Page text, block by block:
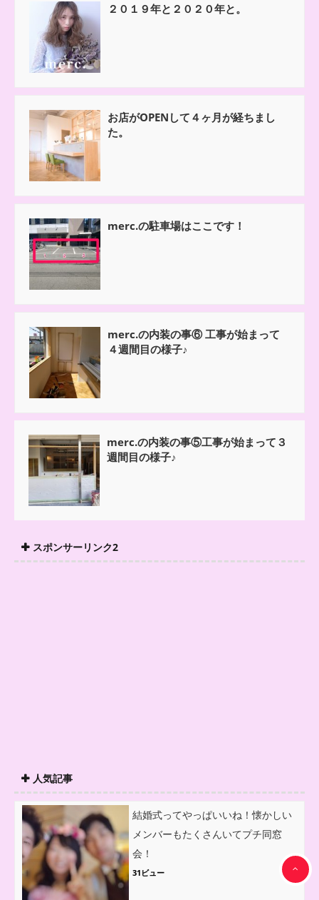
２０１９年と２０２０年と。
お店がOPENして４ヶ月が経ちまし
た。
merc.の駐車場はここです！
merc.の内装の事⑥ 工事が始まって
４週間目の様子♪
merc.の内装の事⑤工事が始まって３
週間目の様子♪
スポンサーリンク2
人気記事
結婚式ってやっぱいいね！懐かしい
メンバーもたくさんいてプチ同窓
会！
31ビュー